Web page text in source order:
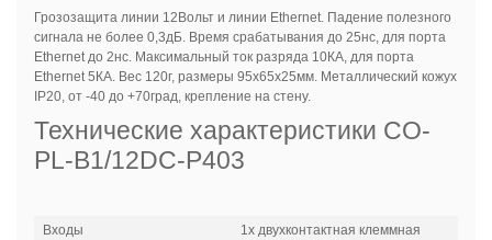
Грозозащита линии 12Вольт и линии Ethernet. Падение полезного
сигнала не более 0,3дБ. Время срабатывания до 25нс, для порта
Ethernet до 2нс. Максимальный ток разряда 10КА, для порта
Ethernet 5КА. Вес 120г, размеры 95х65х25мм. Металлический кожух
IP20, от -40 до +70град, крепление на стену.
Технические характеристики CO-
PL-B1/12DC-P403
Входы
1x двухконтактная клеммная